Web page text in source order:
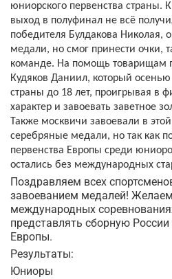
юниорского первенства страны.
выход в полуфинал не всё
победителя Булдакова Николая,
медали, но смог принести очки,
команде. На помощь товарищам
Кудяков Даниил, который
страны до 18 лет, проигрывая в
характер и завоевать заветное
Также москвичи завоевали в
серебряные медали, но так как
первенства Европы среди
остались без международных
Поздравляем всех
завоеванием медалей!
международных
представлять сборную
Европы.
Результаты:
Юниоры